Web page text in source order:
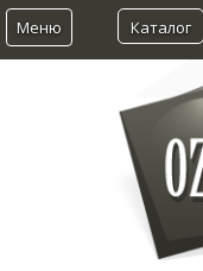
Меню Каталог